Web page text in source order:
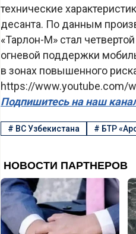
технические
десанта. По данным
«Тарлон-М» стал
огневой поддержки
в зонах повышенного
https://www.youtube.com/
Подпишитесь на наш
# ВС Узбекистана # БТР